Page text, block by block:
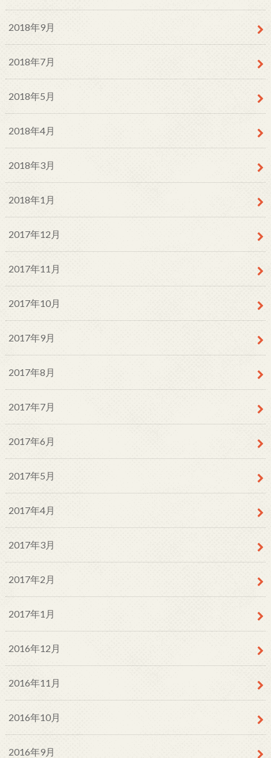
2018年9月
2018年7月
2018年5月
2018年4月
2018年3月
2018年1月
2017年12月
2017年11月
2017年10月
2017年9月
2017年8月
2017年7月
2017年6月
2017年5月
2017年4月
2017年3月
2017年2月
2017年1月
2016年12月
2016年11月
2016年10月
2016年9月